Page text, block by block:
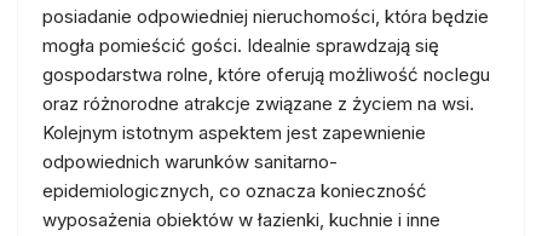
posiadanie odpowiedniej nieruchomości, która będzie
mogła pomieścić gości. Idealnie sprawdzają się
gospodarstwa rolne, które oferują możliwość noclegu
oraz różnorodne atrakcje związane z życiem na wsi.
Kolejnym istotnym aspektem jest zapewnienie
odpowiednich warunków sanitarno-
epidemiologicznych, co oznacza konieczność
wyposażenia obiektów w łazienki, kuchnie i inne